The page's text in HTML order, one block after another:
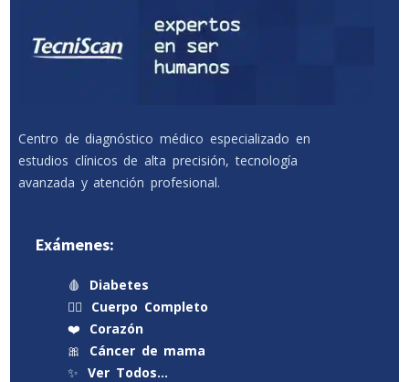
Centro de diagnóstico médico especializado en
estudios clínicos de alta precisión, tecnología
avanzada y atención profesional.
Exámenes:
🩸
Diabetes
🧍‍♂️
Cuerpo Completo
❤️
Corazón
🎀
Cáncer de mama
✨ Ver Todos…